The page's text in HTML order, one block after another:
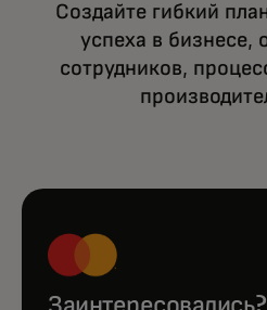
Создайте гибкий
успеха в
сотрудников,